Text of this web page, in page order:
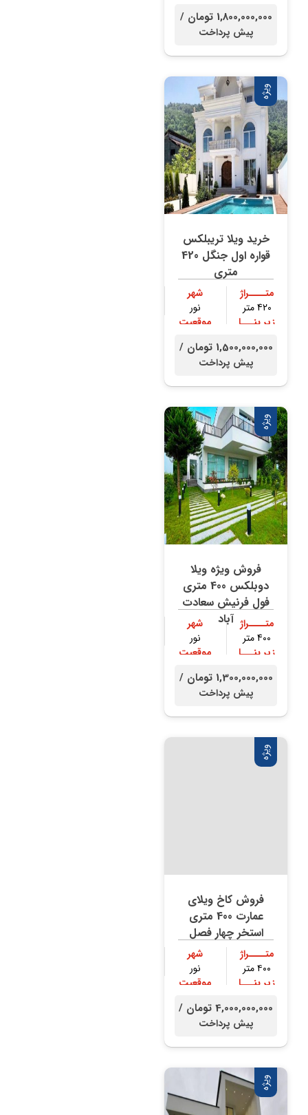
1,800,000,000 تومان /
پیش پرداخت
ویژه
خرید ویلا تریبلکس
قواره اول جنگل 420
متری
متــــراژ
420 متر
شهر
نور
زیر بنـــا
موقعیت
1,500,000,000 تومان /
پیش پرداخت
ویژه
فروش ویژه ویلا
دوبلکس 400 متری
فول فرنیش سعادت
آباد متــــراژ
400 متر
شهر
نور
زیر بنـــا
موقعیت
1,300,000,000 تومان /
پیش پرداخت
ویژه
فروش کاخ ویلای
عمارت 400 متری
استخر چهار فصل
متــــراژ
۴۰۰ متر
شهر
نور
زیر بنـــا
موقعیت
4,000,000,000 تومان /
پیش پرداخت
ویژه